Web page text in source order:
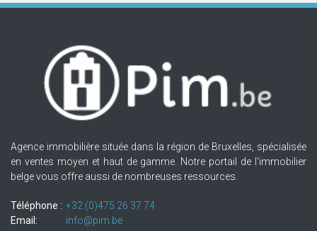
Agence immobilière située dans la région de Bruxelles, spécialisée
en ventes moyen et haut de gamme. Notre portail de l'immobilier
belge vous offre aussi de nombreuses ressources.
Téléphone : +32.(0)475 26 37 74
Email:
info@pim.be